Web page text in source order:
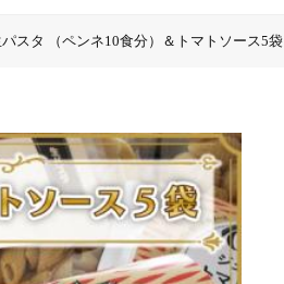
パスタ （ペンネ10食分）＆トマトソース5袋